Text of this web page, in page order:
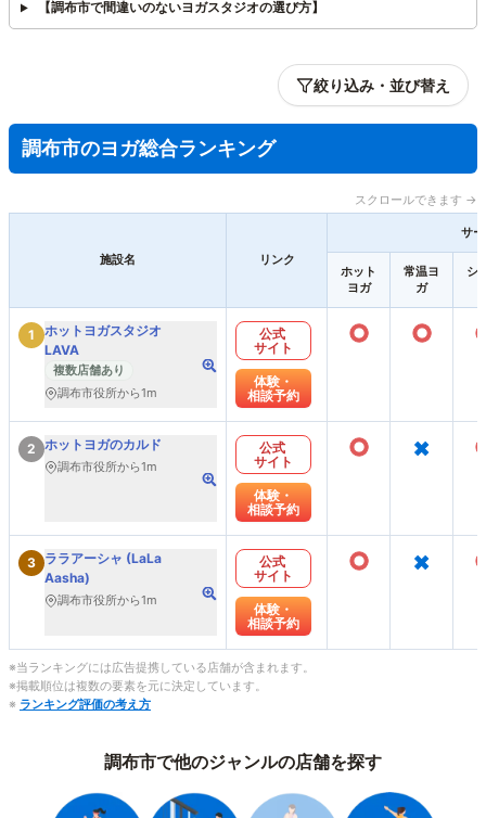
【調布市で間違いのないヨガスタジオの選び方】
絞り込み・並び替え
調布市のヨガ総合ランキング
スクロールできます →
施設名 リンク
サ
ホット
ヨガ
常温ヨ
ガ
シ
1
ホットヨガスタジオ
LAVA
複数店舗あり
調布市役所から1m
公式
サイト
体験・
相談予約
○ ○
2 ホットヨガのカルド
調布市役所から1m
公式
サイト
体験・
相談予約
○ ×
3 ララアーシャ (LaLa
Aasha)
調布市役所から1m
公式
サイト
体験・
相談予約
○ ×
※当ランキングには広告提携している店舗が含まれます。
※掲載順位は複数の要素を元に決定しています。
※ ランキング評価の考え方
調布市で他のジャンルの店舗を探す